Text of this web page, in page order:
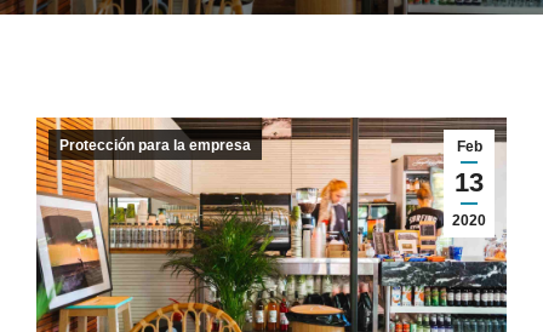
Feb
13
2020
Protección para la empresa